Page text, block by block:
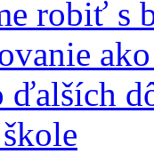
robiť s